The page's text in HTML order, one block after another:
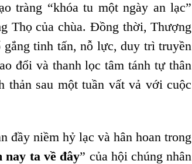
tràng “khóa tu một ngày an lạc”
Thọ của chùa. Đồng thời, Thượng
gắng tinh tấn, nỗ lực, duy trì truyền
đổi và thanh lọc tâm tánh tự thân
thản sau một tuần vất vả với cuộc
đầy niềm hỷ lạc và hân hoan trong
nay ta về đây” của hội chúng nhân